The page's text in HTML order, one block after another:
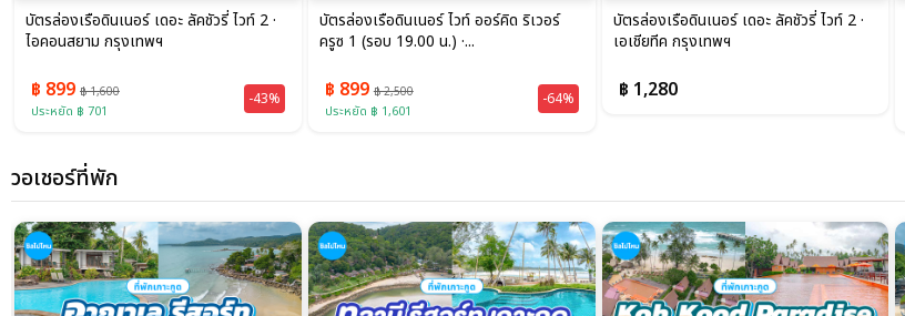
บัตรล่องเรือดินเนอร์ เดอะ ลัคชัวรี่ ไวท์ 2 ·
ไอคอนสยาม กรุงเทพฯ
฿ 899 ฿ 1,600
ประหยัด ฿ 701
-43%
บัตรล่องเรือดินเนอร์ ไวท์ ออร์คิด ริเวอร์
ครูซ 1 (รอบ 19.00 น.) ·...
฿ 899฿ 2,500
ประหยัด ฿ 1,601
-64%
บัตรล่องเรือดินเนอร์ เดอะ ลัคชัวรี่ ไวท์ 2 ·
เอเชียทีค กรุงเทพฯ
฿ 1,280
วอเชอร์ที่พัก